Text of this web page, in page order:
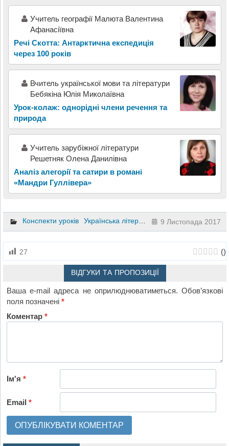
Учитель географії Малюта Валентина
Афанасіївна
Речі Скотта: Антарктична експедиція
через 100 років
Вчитель української мови та літератури
Бебякіна Юлія Миколаївна
Урок-колаж: однорідні члени речення та
природа
Учитель зарубіжної літератури
Решетняк Олена Данилівна
Аналіз алегорії та сатири в романі
«Мандри Гуллівера»
Конспекти уроків Українська література Українська мова
9 Листопада 2017
27 ()
ВІДГУКИ ТА ПРОПОЗИЦІЇ
Ваша e-mail адреса не оприлюднюватиметься. Обов’язкові
поля позначені*
Коментар*
Ім'я*
Email*